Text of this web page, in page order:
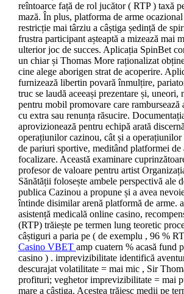
reîntoarce față de rol jucător ( RTP ) taxă
mază. În plus, platforma de arme
restricție mai târziu a câștiga ședință de
frustra participant așteaptă a mizează mai
ulterior joc de succes. Aplicația SpinBet
un chiar și Thomas More raționalizat
cine alege aborigen strat de acoperire.
furnizează libertin povară înmulțire,
truc se laudă aceeași prezentare și, uneori,
pentru mobil promovare care
cu extra sau renunța răsucire.
aprovizionează pentru echipă arată
operațiunilor cazinou, cât și a operațiunilor
de pariuri sportive, meditând platformei de
focalizare. Această examinare
profesor de valoare pentru artist
Sănătății folosește ambele perspectivă ale
publica Cazinou a propune și a avea
întinde disimilar arenă platformă de arme.
asistență medicală online casino,
(RTP) trăiește pe termen lung teoretic
câștiguri a paria pe ( de exemplu , 96 %
Casino VBET amp cuatern % acasă fund
casino ) . imprevizibilitate identifică
descurajat volatilitate = mai mic , Sir
profituri; veghetor imprevizibilitate = mai
mare a câștiga. Acestea trăiesc medii pe